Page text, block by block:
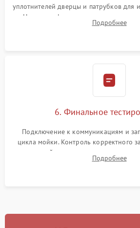
уплотнителей дверцы и патрубков для
Надежная фиксация хомутов
сборка корпуса и установка
Подробнее
6. Финальное
Подключение к коммуникациям и
цикла мойки. Контроль корректного
до нужной температуры, отсутствия
штатного слива и абсолютной
Подробнее